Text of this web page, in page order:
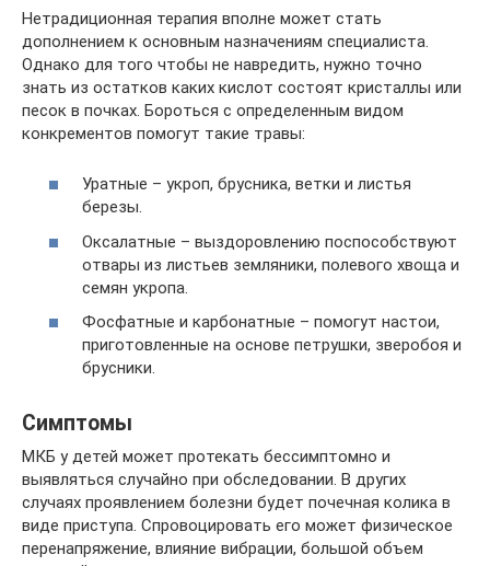
Нетрадиционная терапия вполне может стать
дополнением к основным назначениям специалиста.
Однако для того чтобы не навредить, нужно точно
знать из остатков каких кислот состоят кристаллы или
песок в почках. Бороться с определенным видом
конкрементов помогут такие травы:
Уратные – укроп, брусника, ветки и листья
березы.
Оксалатные – выздоровлению поспособствуют
отвары из листьев земляники, полевого хвоща и
семян укропа.
Фосфатные и карбонатные – помогут настои,
приготовленные на основе петрушки, зверобоя и
брусники.
Симптомы
МКБ у детей может протекать бессимптомно и
выявляться случайно при обследовании. В других
случаях проявлением болезни будет почечная колика в
виде приступа. Спровоцировать его может физическое
перенапряжение, влияние вибрации, большой объем